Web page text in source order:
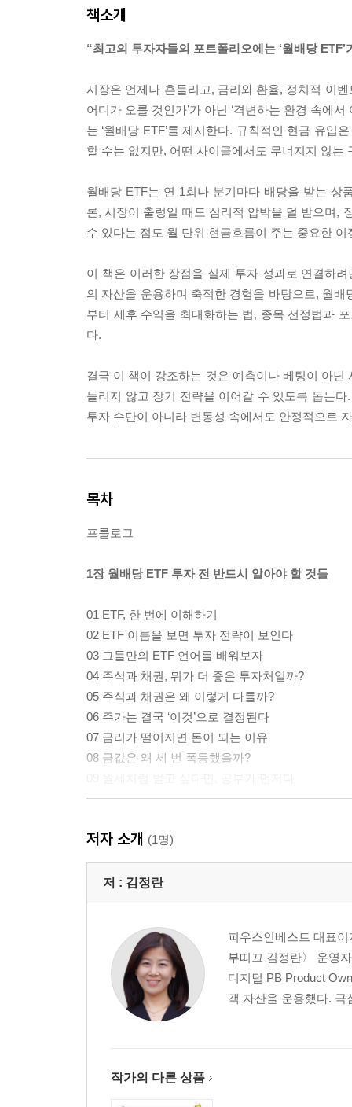
책소개
“최고의 투자자들의 포트폴리오에는 ‘월배당 ETF’
시장은 언제나 흔들리고, 금리와 환율, 정치적 이
어디가 오를 것인가’가 아닌 ‘격변하는 환경 속에
는 ‘월배당 ETF’를 제시한다. 규칙적인 현금 유
할 수는 없지만, 어떤 사이클에서도 무너지지 않는
월배당 ETF는 연 1회나 분기마다 배당을 받는 상
론, 시장이 출렁일 때도 심리적 압박을 덜 받으며,
수 있다는 점도 월 단위 현금흐름이 주는 중요한 이
이 책은 이러한 장점을 실제 투자 성과로 연결하
의 자산을 운용하며 축적한 경험을 바탕으로, 월
부터 세후 수익을 최대화하는 법, 종목 선정법과
다.
결국 이 책이 강조하는 것은 예측이나 베팅이 아
들리지 않고 장기 전략을 이어갈 수 있도록 돕는
투자 수단이 아니라 변동성 속에서도 안정적으로
목차
프롤로그
1장 월배당 ETF 투자 전 반드시 알아야 할 것들
01 ETF, 한 번에 이해하기
02 ETF 이름을 보면 투자 전략이 보인다
03 그들만의 ETF 언어를 배워보자
04 주식과 채권, 뭐가 더 좋은 투자처일까?
05 주식과 채권은 왜 이렇게 다를까?
06 주가는 결국 ‘이것’으로 결정된다
07 금리가 떨어지면 돈이 되는 이유
08 금값은 왜 세 번 폭등했을까?
01 월배당 ETF는 둘 중 하나다
02 전통형 월배당 ETF는 어떻게 돈을 벌까?
05 배당을 받았는데 왜 내 계좌의 수익률은 빠질까?
06 우리가 자주 오해하는 월배당 ETF
07 월배당 ETF, 다음 스텝으로 진화하다
3장 진짜 월배당은 세금과 건강보험료에서 갈린다
02 건강보험 3대 가입자 유형별 금융소득 전략
저자 소개 (1명)
저 : 김정란
피우스인베스트 대표
부띠끄 김정란〉 운영
디지털 PB Product
객 자산을 운용했다. 극
작가의 다른 상품